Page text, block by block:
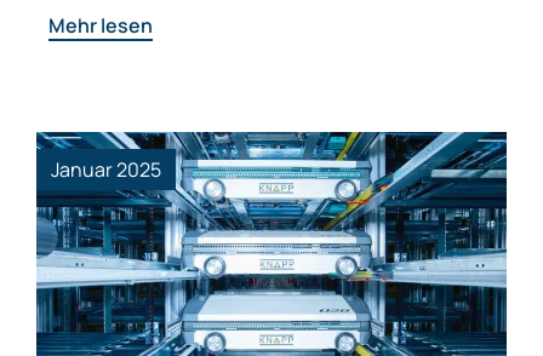
Mehr lesen
Januar 2025